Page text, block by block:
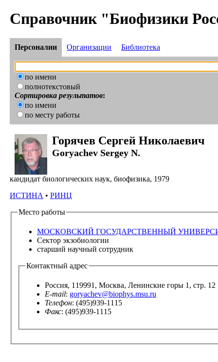
Справочник "Биофизики
Персоналии Организации Библиотека
по имени
полнотекстовый
Сортировка результатов:
по имени
по месту работы
Горячев Сергей Николаевич
Goryachev Sergey N.
кандидат биологических наук, биофизика, 1979
ИСТИНА • РИНЦ
Место работы
МОСКОВСКИЙ ГОСУДАРСТВЕННЫЙ
Сектор экзобиологии
старший научный сотрудник
Контактный адрес
Россия, 119991, Москва, Ленинские горы 1, стр. 12
E-mail: goryachev@biophys.msu.ru
Телефон: (495)939-1115
Факс: (495)939-1115